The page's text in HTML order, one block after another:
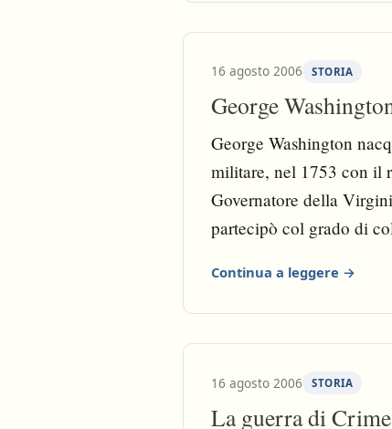
16 agosto 2006 STORIA
George
George Washington
militare, nel 1753 con il
Governatore della
partecipò col grado di
Virginia come
Continua a leggere →
16 agosto 2006 STORIA
La guerra di